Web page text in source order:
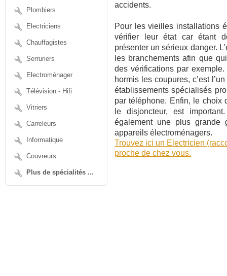
Plombiers
Electriciens
Chauffagistes
Serruriers
Electroménager
Télévision - Hifi
Vitriers
Carreleurs
Informatique
Couvreurs
Plus de spécialités ...
accidents.
Pour les vieilles installations
vérifier leur état car étant
présenter un sérieux danger.
les branchements afin que
des vérifications par
hormis les coupures, c’est
établissements spécialisés
par téléphone. Enfin, le choix
le disjoncteur, est
également une plus grande
appareils électroménagers.
Trouvez ici un Electricien
proche de chez vous.